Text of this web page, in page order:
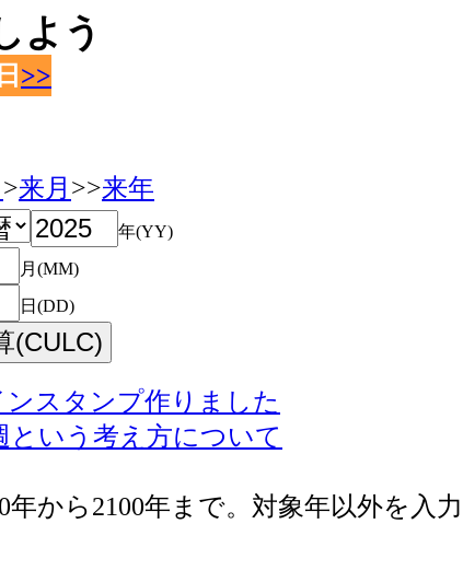
よう
>>
>来月 >>来年
年(YY)
月(MM)
日(DD)
ンスタンプ作りました
という考え方について
年から2100年まで。対象年以外を入